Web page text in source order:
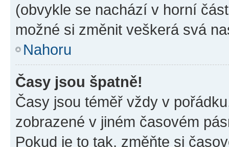
(obvykle se nachází v horní
možné si změnit veškerá svá
Nahoru
Časy jsou špatně!
Časy jsou téměř vždy v
zobrazené v jiném časovém
Pokud je to tak, změňte si